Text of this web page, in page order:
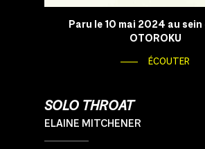
Paru le 10 mai 2024 au sein
OTOROKU
ÉCOUTER
SOLO THROAT
ELAINE MITCHENER